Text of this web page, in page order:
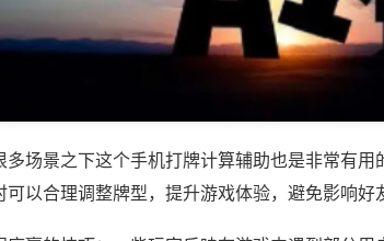
多场景之下这个手机打牌计算辅助也是非常有
可以合理调整牌型，提升游戏体验，避免影响好